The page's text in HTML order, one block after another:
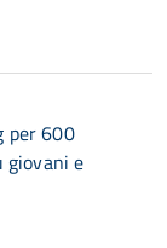
per 600
giovani e